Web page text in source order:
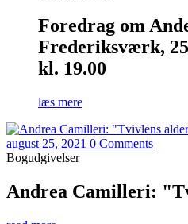
Foredrag om
Frederiksværk,
kl. 19.00
læs mere
august 25, 2021 0 Comments
Bogudgivelser
Andrea Camilleri: